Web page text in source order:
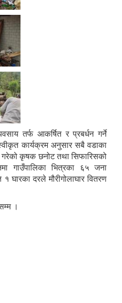
तर्फ आकर्षित र प्रबर्धन गर्ने
कार्यक्रम अनुसार सबै वडाका
गरेको कृषक छनोट तथा सिफारिसको
गाउँपालिका भित्रका ६५ जना
घारका दरले मौरीगोलाघार वितरण
।